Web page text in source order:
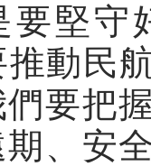
要堅守
推動民
要把
、安